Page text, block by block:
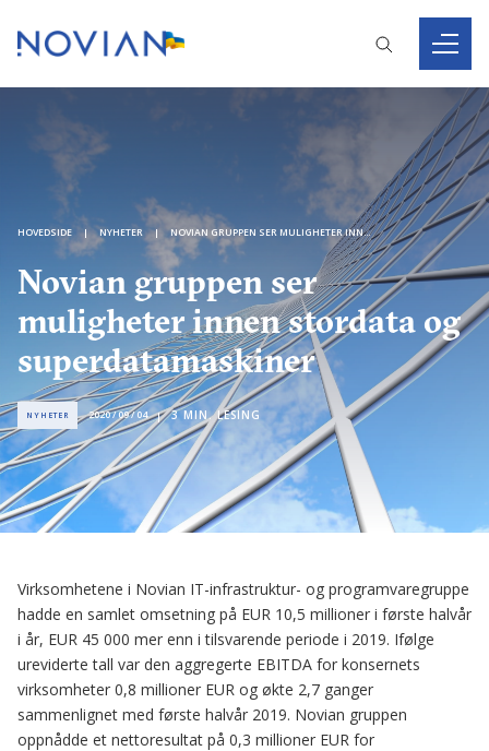
HOVEDSIDE NYHETER NOVIAN GRUPPEN SER MULIGHETER INNEN STORDATA OG SUPERDATAMASKINER
Novian gruppen ser
muligheter innen stordata og
superdatamaskiner
NYHETER 2020 / 09 / 04 3 MIN. LESING
Virksomhetene i Novian IT-infrastruktur- og programvaregruppe
hadde en samlet omsetning på EUR 10,5 millioner i første halvår
i år, EUR 45 000 mer enn i tilsvarende periode i 2019. Ifølge
ureviderte tall var den aggregerte EBITDA for konsernets
virksomheter 0,8 millioner EUR og økte 2,7 ganger
sammenlignet med første halvår 2019. Novian gruppen
oppnådde et nettoresultat på 0,3 millioner EUR for